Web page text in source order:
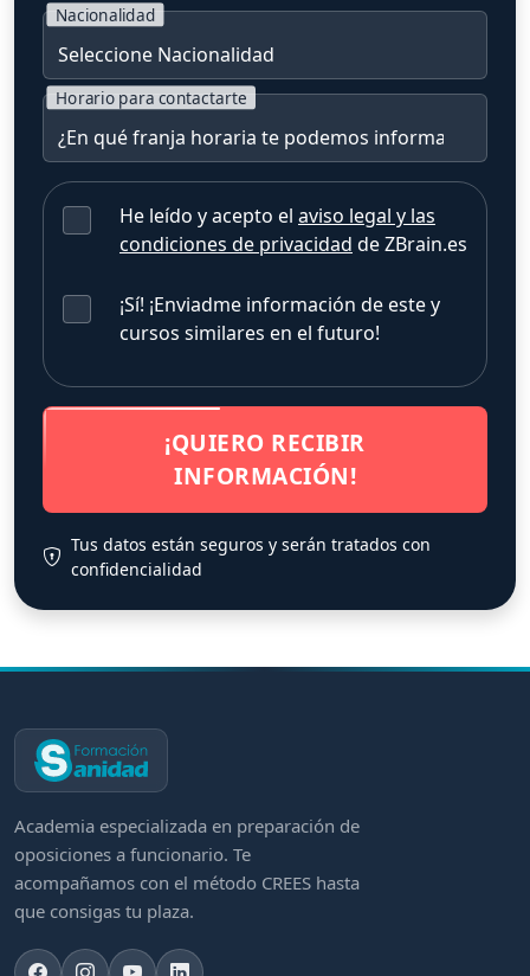
Nacionalidad
Horario para contactarte
He leído y acepto el aviso legal y las
condiciones de privacidad de ZBrain.es
¡Sí! ¡Enviadme información de este y
cursos similares en el futuro!
¡QUIERO RECIBIR
INFORMACIÓN!
Tus datos están seguros y serán tratados con
confidencialidad
Academia especializada en preparación de
oposiciones a funcionario. Te
acompañamos con el método CREES hasta
que consigas tu plaza.